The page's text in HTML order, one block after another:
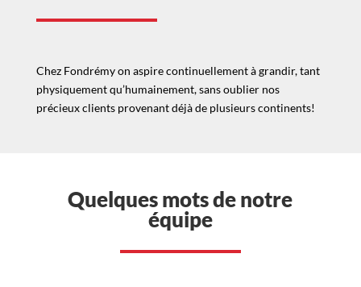
Chez Fondrémy on aspire continuellement à grandir, tant
physiquement qu’humainement, sans oublier nos
précieux clients provenant déjà de plusieurs continents!
Quelques mots de notre
équipe